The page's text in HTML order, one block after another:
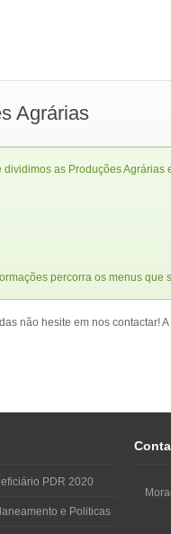
Agrárias
dividimos as Produções Agrárias
percorra os menus que
não hesite em nos contactar!
PDR 2020
e Politicas